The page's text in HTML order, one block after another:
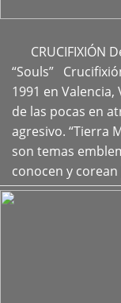
CRUCIFIXIÓN
“Souls”
1991 en
de las pocas en
agresivo. “Tierra
son temas
conocen y